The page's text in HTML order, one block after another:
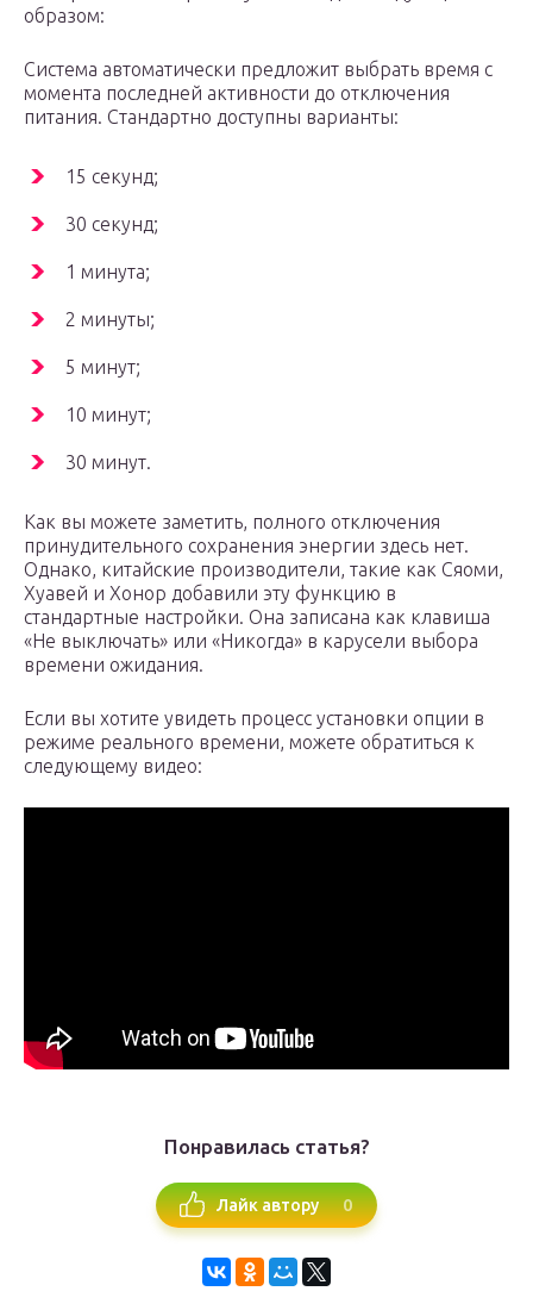
образом:
Система автоматически предложит выбрать время с
момента последней активности до отключения
питания. Стандартно доступны варианты:
15 секунд;
30 секунд;
1 минута;
2 минуты;
5 минут;
10 минут;
30 минут.
Как вы можете заметить, полного отключения
принудительного сохранения энергии здесь нет.
Однако, китайские производители, такие как Сяоми,
Хуавей и Хонор добавили эту функцию в
стандартные настройки. Она записана как клавиша
«Не выключать» или «Никогда» в карусели выбора
времени ожидания.
Если вы хотите увидеть процесс установки опции в
режиме реального времени, можете обратиться к
следующему видео:
Понравилась статья?
Лайк автору 0